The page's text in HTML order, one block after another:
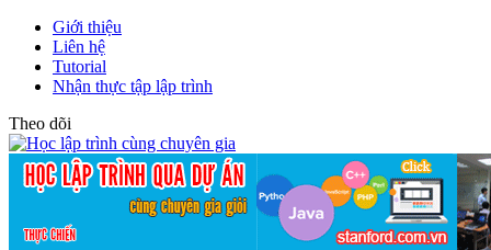
Giới thiệu
Liên hệ
Tutorial
Nhận thực tập lập trình
Theo dõi